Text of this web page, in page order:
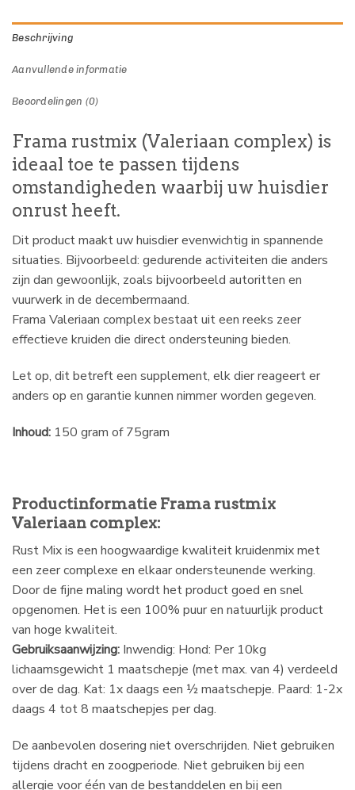
Beschrijving
Aanvullende informatie
Beoordelingen (0)
Frama rustmix (Valeriaan complex) is
ideaal toe te passen tijdens
omstandigheden waarbij uw huisdier
onrust heeft.
Dit product maakt uw huisdier evenwichtig in spannende
situaties. Bijvoorbeeld: gedurende activiteiten die anders
zijn dan gewoonlijk, zoals bijvoorbeeld autoritten en
vuurwerk in de decembermaand.
Frama Valeriaan complex bestaat uit een reeks zeer
effectieve kruiden die direct ondersteuning bieden.
Let op, dit betreft een supplement, elk dier reageert er
anders op en garantie kunnen nimmer worden gegeven.
Inhoud: 150 gram of 75gram
Productinformatie Frama rustmix
Valeriaan complex:
Rust Mix is een hoogwaardige kwaliteit kruidenmix met
een zeer complexe en elkaar ondersteunende werking.
Door de fijne maling wordt het product goed en snel
opgenomen. Het is een 100% puur en natuurlijk product
van hoge kwaliteit.
Gebruiksaanwijzing: Inwendig: Hond: Per 10kg
lichaamsgewicht 1 maatschepje (met max. van 4) verdeeld
over de dag. Kat: 1x daags een ½ maatschepje. Paard: 1-2x
daags 4 tot 8 maatschepjes per dag.
De aanbevolen dosering niet overschrijden. Niet gebruiken
tijdens dracht en zoogperiode. Niet gebruiken bij een
allergie voor één van de bestanddelen en bij een